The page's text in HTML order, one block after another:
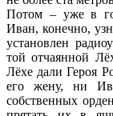
Потом – уже в
Иван, конечно,
установлен
той отчаянной
Лёхе дали Героя
его жену, ни
собственных